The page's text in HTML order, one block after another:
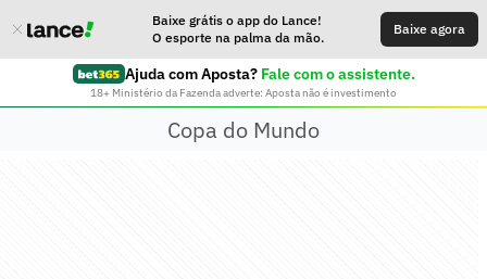
Baixe grátis o app do Lance!
O esporte na palma da mão.
Baixe agora
Ajuda com Aposta? Fale com o assistente.
18+ Ministério da Fazenda adverte: Aposta não é investimento
Copa do Mundo